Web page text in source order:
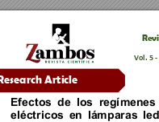
Vol. 5 -
Efectos de los
regímenes
eléctricos
en lámparas
Research Article